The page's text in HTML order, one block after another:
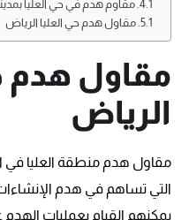
مقاوم هدم في حي العليا
مقاول هدم حي العليا الرياض
مقاول هدم
الرياض
مقاول هدم منطقة العليا في
التي تساهم في هدم
يمكنهم القيام بعمليات الهدم